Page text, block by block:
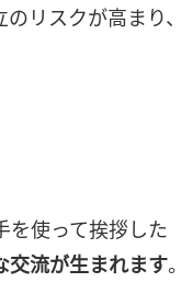
リスクが高まり、
を使って挨拶した
交流が生まれます。